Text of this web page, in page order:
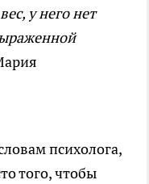
у него нет
психолога,
того, чтобы